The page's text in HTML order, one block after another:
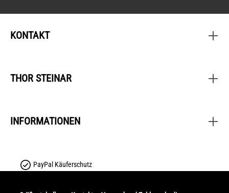
KONTAKT
THOR STEINAR
INFORMATIONEN
PayPal Käuferschutz